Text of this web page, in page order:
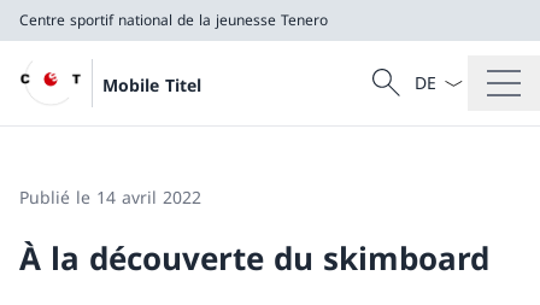
Centre sportif national de la jeunesse Tenero
Mobile Titel
Recherche
Recherche
La langue
Publié le 14 avril 2022
À la découverte du skimboard